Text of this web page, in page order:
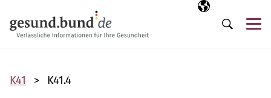
Выбранный
RU
Поиск
K41 K41.4